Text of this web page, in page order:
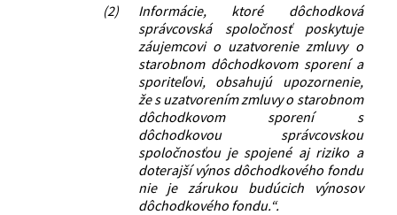
(2)
Informácie, ktoré dôchodková
správcovská spoločnosť poskytuje
záujemcovi o uzatvorenie zmluvy o
starobnom dôchodkovom sporení a
sporiteľovi, obsahujú upozornenie,
že s uzatvorením zmluvy o starobnom
dôchodkovom sporení s
dôchodkovou správcovskou
spoločnosťou je spojené aj riziko a
doterajší výnos dôchodkového fondu
nie je zárukou budúcich výnosov
dôchodkového fondu.“.